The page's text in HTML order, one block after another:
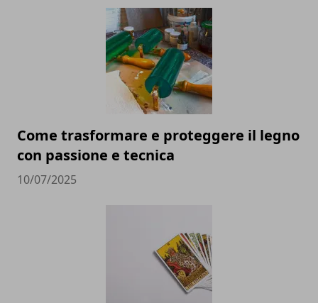
Come trasformare e proteggere il legno
con passione e tecnica
10/07/2025